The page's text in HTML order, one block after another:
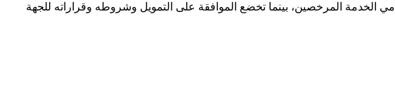
المرخصين، بينما تخضع الموافقة على التمويل وشروطه وقراراته للجهة